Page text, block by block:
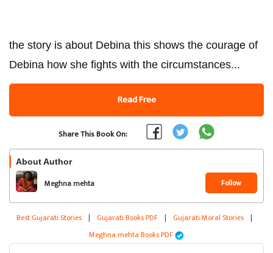
the story is about Debina this shows the courage of
Debina how she fights with the circumstances...
Read Free
Share This Book On:
About Author
Meghna mehta Follow
Best Gujarati Stories | Gujarati Books PDF | Gujarati Moral Stories |
Meghna mehta Books PDF